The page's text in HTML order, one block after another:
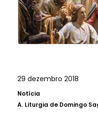
29 dezembro 2018
Notícia
A. Liturgia de Domingo